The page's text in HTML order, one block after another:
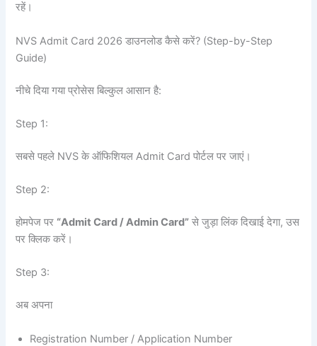
रहें।
NVS Admit Card 2026 डाउनलोड कैसे करें? (Step-by-Step
Guide)
नीचे दिया गया प्रोसेस बिल्कुल आसान है:
Step 1:
सबसे पहले NVS के ऑफिशियल Admit Card पोर्टल पर जाएं।
Step 2:
होमपेज पर “Admit Card / Admin Card” से जुड़ा लिंक दिखाई देगा, उस
पर क्लिक करें।
Step 3:
अब अपना
Registration Number / Application Number